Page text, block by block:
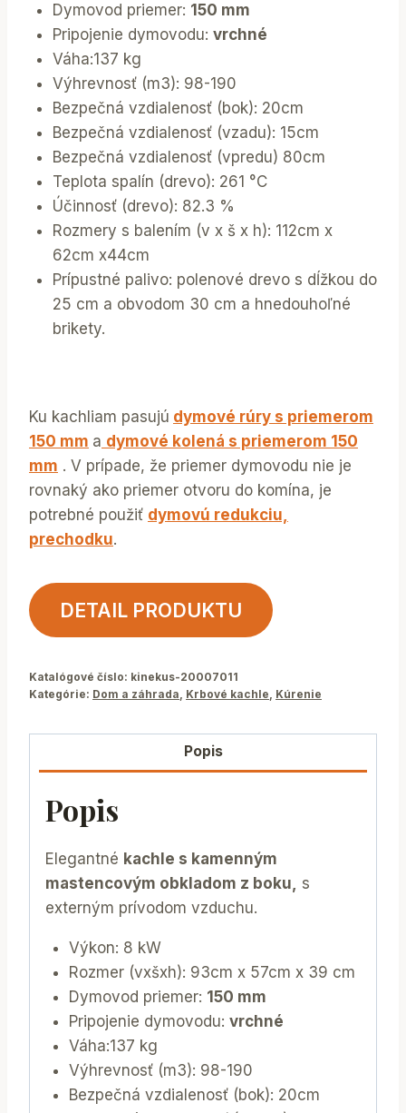
Dymovod priemer: 150 mm
Pripojenie dymovodu: vrchné
Váha:137 kg
Výhrevnosť (m3): 98-190
Bezpečná vzdialenosť (bok): 20cm
Bezpečná vzdialenosť (vzadu): 15cm
Bezpečná vzdialenosť (vpredu) 80cm
Teplota spalín (drevo): 261 °C
Účinnosť (drevo): 82.3 %
Rozmery s balením (v x š x h): 112cm x
62cm x44cm
Prípustné palivo: polenové drevo s dĺžkou do
25 cm a obvodom 30 cm a hnedouhoľné
brikety.
Ku kachliam pasujú dymové rúry s priemerom
150 mm a dymové kolená s priemerom 150
mm . V prípade, že priemer dymovodu nie je
rovnaký ako priemer otvoru do komína, je
potrebné použiť dymovú redukciu,
prechodku.
DETAIL PRODUKTU
Katalógové číslo: kinekus-20007011
Kategórie: Dom a záhrada Krbové kachle Kúrenie
Popis
Popis
Elegantné kachle s kamenným
mastencovým obkladom z boku,
s
externým prívodom vzduchu.
Výkon: 8 kW
Rozmer (vxšxh): 93cm x 57cm x 39 cm
Dymovod priemer: 150 mm
Pripojenie dymovodu: vrchné
Váha:137 kg
Výhrevnosť (m3): 98-190
Bezpečná vzdialenosť (bok): 20cm